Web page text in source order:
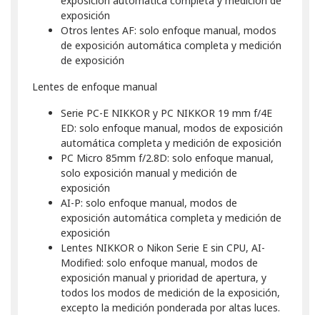
exposición
Otros lentes AF: solo enfoque manual, modos
de exposición automática completa y medición
de exposición
Lentes de enfoque manual
Serie PC-E NIKKOR y PC NIKKOR 19 mm f/4E
ED: solo enfoque manual, modos de exposición
automática completa y medición de exposición
PC Micro 85mm f/2.8D: solo enfoque manual,
solo exposición manual y medición de
exposición
AI-P: solo enfoque manual, modos de
exposición automática completa y medición de
exposición
Lentes NIKKOR o Nikon Serie E sin CPU, AI-
Modified: solo enfoque manual, modos de
exposición manual y prioridad de apertura, y
todos los modos de medición de la exposición,
excepto la medición ponderada por altas luces.